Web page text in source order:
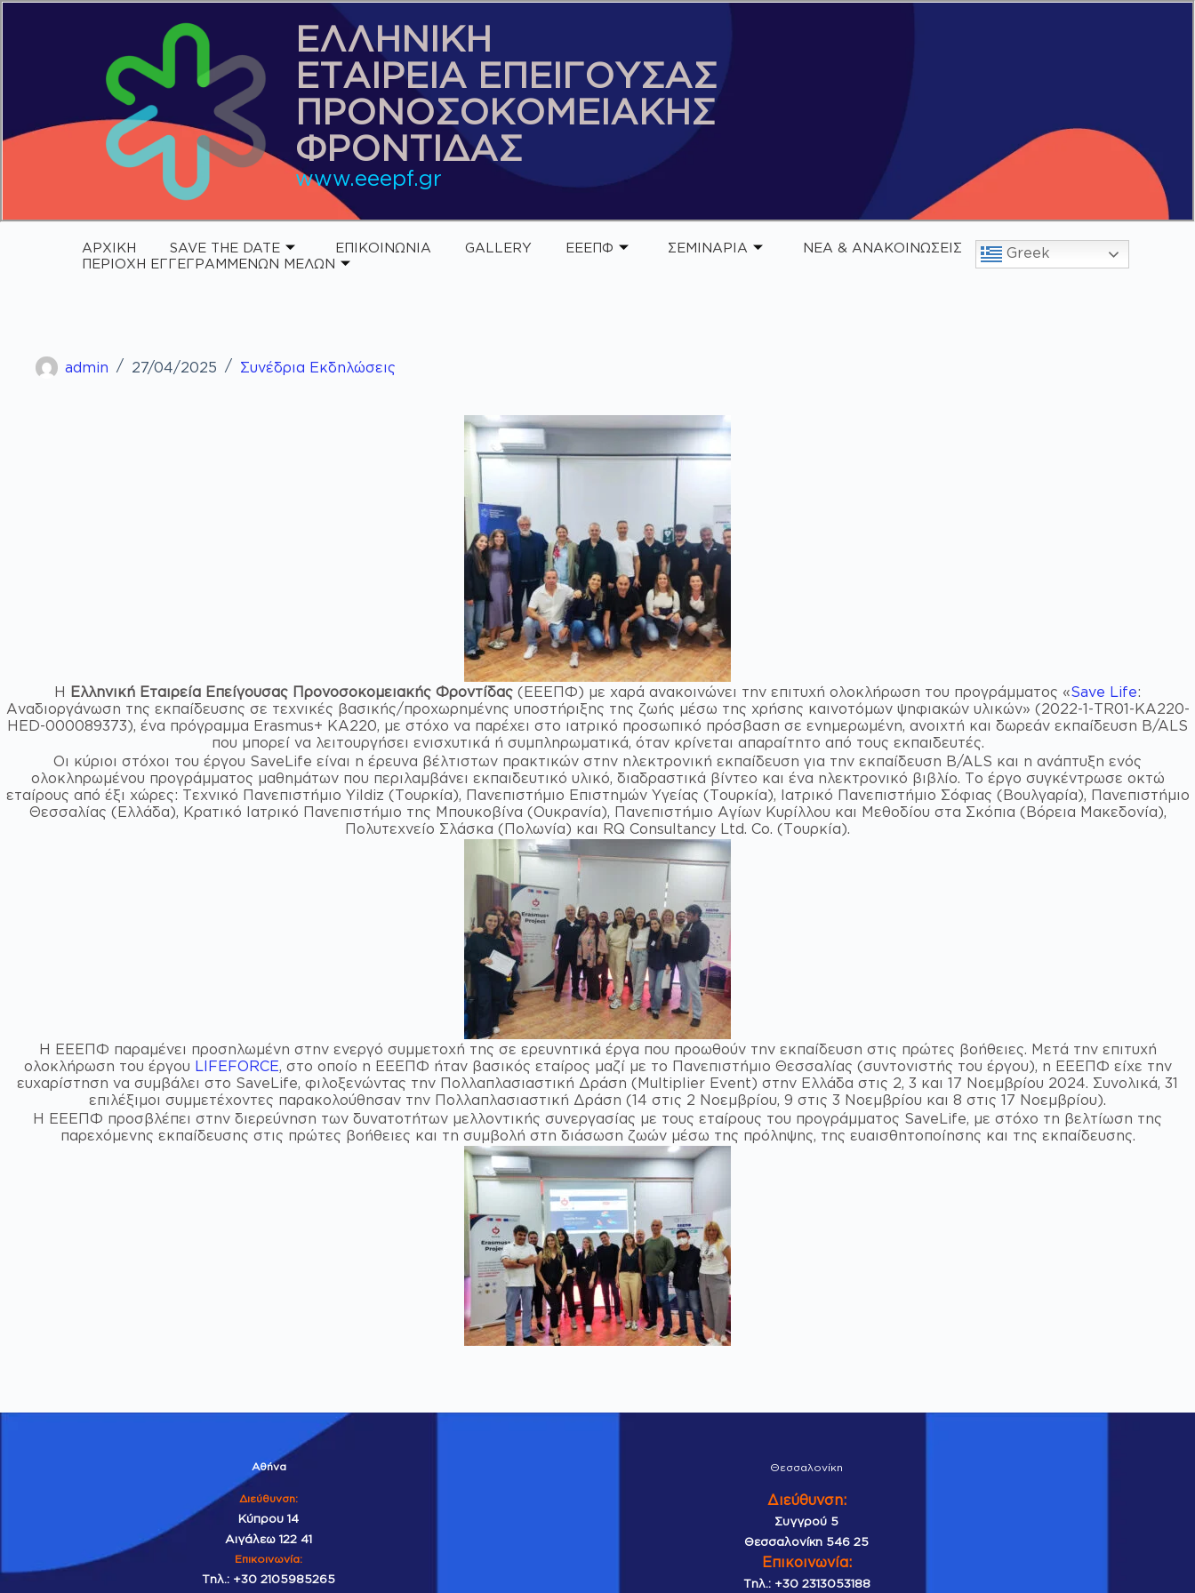
ΕΛΛΗΝΙΚΗ
ΕΤΑΙΡΕΙΑ ΕΠΕΙΓΟΥΣΑΣ
ΠΡΟΝΟΣΟΚΟΜΕΙΑΚΗΣ
ΦΡΟΝΤΙΔΑΣ
www.eeepf.gr
ΑΡΧΙΚΗ SAVE THE DATE ΕΠΙΚΟΙΝΩΝΙΑ GALLERY ΕΕΕΠΦ ΣΕΜΙΝΑΡΙΑ
ΝΕΑ & ΑΝΑΚΟΙΝΩΣΕΙΣ
ΠΕΡΙΟΧΗ ΕΓΓΕΓΡΑΜΜΕΝΩΝ ΜΕΛΩΝ
Greek
admin 27/04/2025 Συνέδρια Εκδηλώσεις
Η Ελληνική Εταιρεία Επείγουσας Προνοσοκομειακής Φροντίδας (ΕΕΕΠΦ) με χαρά ανακοινώνει την επιτυχή ολοκλήρωση του προγράμματος «Save Life:
Αναδιοργάνωση της εκπαίδευσης σε τεχνικές βασικής/προχωρημένης υποστήριξης της ζωής μέσω της χρήσης καινοτόμων ψηφιακών υλικών» (2022-1-TR01-KA220-
HED-000089373), ένα πρόγραμμα Erasmus+ KA220, με στόχο να παρέχει στο ιατρικό προσωπικό πρόσβαση σε ενημερωμένη, ανοιχτή και δωρεάν εκπαίδευση B/ALS
που μπορεί να λειτουργήσει ενισχυτικά ή συμπληρωματικά, όταν κρίνεται απαραίτητο από τους εκπαιδευτές.
Οι κύριοι στόχοι του έργου SaveLife είναι η έρευνα βέλτιστων πρακτικών στην ηλεκτρονική εκπαίδευση για την εκπαίδευση B/ALS και η ανάπτυξη ενός
ολοκληρωμένου προγράμματος μαθημάτων που περιλαμβάνει εκπαιδευτικό υλικό, διαδραστικά βίντεο και ένα ηλεκτρονικό βιβλίο. Το έργο συγκέντρωσε οκτώ
εταίρους από έξι χώρες: Τεχνικό Πανεπιστήμιο Yildiz (Τουρκία), Πανεπιστήμιο Επιστημών Υγείας (Τουρκία), Ιατρικό Πανεπιστήμιο Σόφιας (Βουλγαρία), Πανεπιστήμιο
Θεσσαλίας (Ελλάδα), Κρατικό Ιατρικό Πανεπιστήμιο της Μπουκοβίνα (Ουκρανία), Πανεπιστήμιο Αγίων Κυρίλλου και Μεθοδίου στα Σκόπια (Βόρεια Μακεδονία),
Πολυτεχνείο Σλάσκα (Πολωνία) και RQ Consultancy Ltd. Co. (Τουρκία).
Η ΕΕΕΠΦ παραμένει προσηλωμένη στην ενεργό συμμετοχή της σε ερευνητικά έργα που προωθούν την εκπαίδευση στις πρώτες βοήθειες. Μετά την επιτυχή
ολοκλήρωση του έργου LIFEFORCE, στο οποίο η ΕΕΕΠΦ ήταν βασικός εταίρος μαζί με το Πανεπιστήμιο Θεσσαλίας (συντονιστής του έργου), η ΕΕΕΠΦ είχε την
ευχαρίστηση να συμβάλει στο SaveLife, φιλοξενώντας την Πολλαπλασιαστική Δράση (Multiplier Event) στην Ελλάδα στις 2, 3 και 17 Νοεμβρίου 2024. Συνολικά, 31
επιλέξιμοι συμμετέχοντες παρακολούθησαν την Πολλαπλασιαστική Δράση (14 στις 2 Νοεμβρίου, 9 στις 3 Νοεμβρίου και 8 στις 17 Νοεμβρίου).
Η ΕΕΕΠΦ προσβλέπει στην διερεύνηση των δυνατοτήτων μελλοντικής συνεργασίας με τους εταίρους του προγράμματος SaveLife, με στόχο τη βελτίωση της
παρεχόμενης εκπαίδευσης στις πρώτες βοήθειες και τη συμβολή στη διάσωση ζωών μέσω της πρόληψης, της ευαισθητοποίησης και της εκπαίδευσης.
Αθήνα
Διεύθυνση:
Κύπρου 14
Αιγάλεω 122 41
Επικοινωνία:
Τηλ.: +30 2105985265
Θεσσαλονίκη
Διεύθυνση:
Συγγρού 5
Θεσσαλονίκη 546 25
Επικοινωνία:
Τηλ.: +30 2313053188